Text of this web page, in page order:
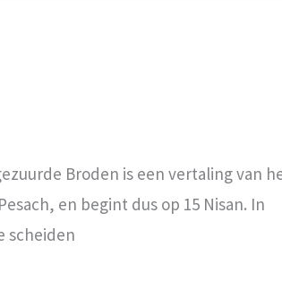
Broden is een vertaling van
en begint dus op 15 Nisan. In
scheiden